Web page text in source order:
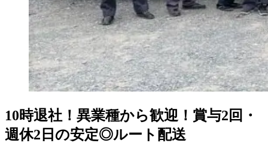
10時退社！異業種から歓迎！賞与2回・
週休2日の安定◎ルート配送